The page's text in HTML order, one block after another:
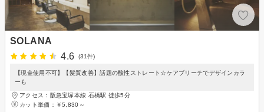
SOLANA
4.6
(31件)
【現金使用不可】【髪質改善】話題の酸性ストレート☆ケアブリーチでデザインカラ
ーも
アクセス：阪急宝塚本線 石橋駅 徒歩5分
カット単価： ￥5,830～